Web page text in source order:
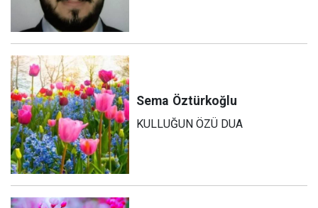
Sema Öztürkoğlu
KULLUĞUN ÖZÜ DUA